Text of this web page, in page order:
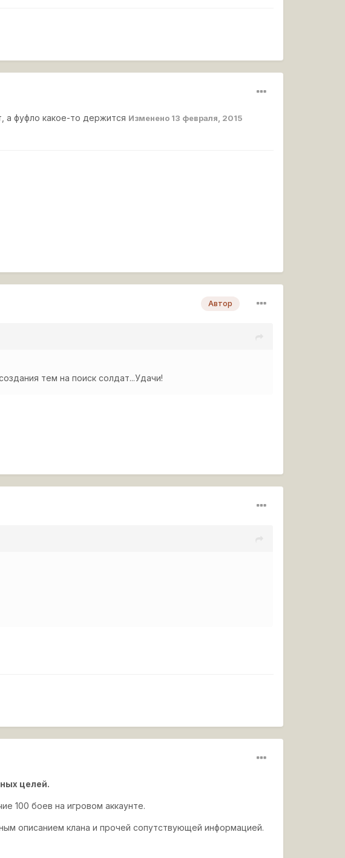
а фуфло какое-то держится Изменено 13 февраля, 2015
Автор
тем на поиск солдат...Удачи!
целей.
100 боев на игровом аккаунте.
описанием клана и прочей сопутствующей информацией.